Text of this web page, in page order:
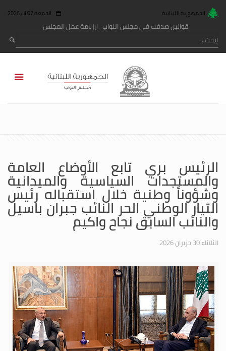
الجمهورية اللبنانية الجمعة 07 آب 2026
قوانين صدقت في مجلس النواب رزنامة عمل المجلس
الرئيس بري تابع الأوضاع العامة
والمستجدات السياسية والميدانية
وشؤوناً وطنية خلال استقباله رئيس
التيار الوطني الحر النائب جبران باسيل
والنائب السابق نجاح واكيم
الثلاثاء 30 حزيران 2026